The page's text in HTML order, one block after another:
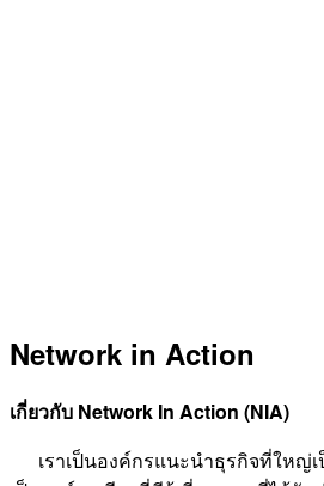
Network in Action
เกี่ยวกับ Network In Action (NIA)
เราเป็นองค์กรแนะนำธุรกิจที่ใหญ่